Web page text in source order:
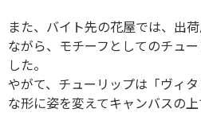
また、バイト先の花屋では、出
ながら、モチーフとしてのチュ
した。
やがて、チューリップは「ヴィ
な形に姿を変えてキャンバスの上